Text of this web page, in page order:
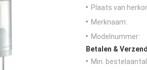
Plaats van
Merknaam:
Modelnummer:
Betalen &
Min.